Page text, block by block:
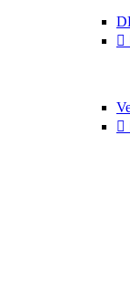

